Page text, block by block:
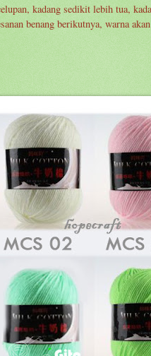
kadang sedikit lebih tua,
benang berikutnya, warna